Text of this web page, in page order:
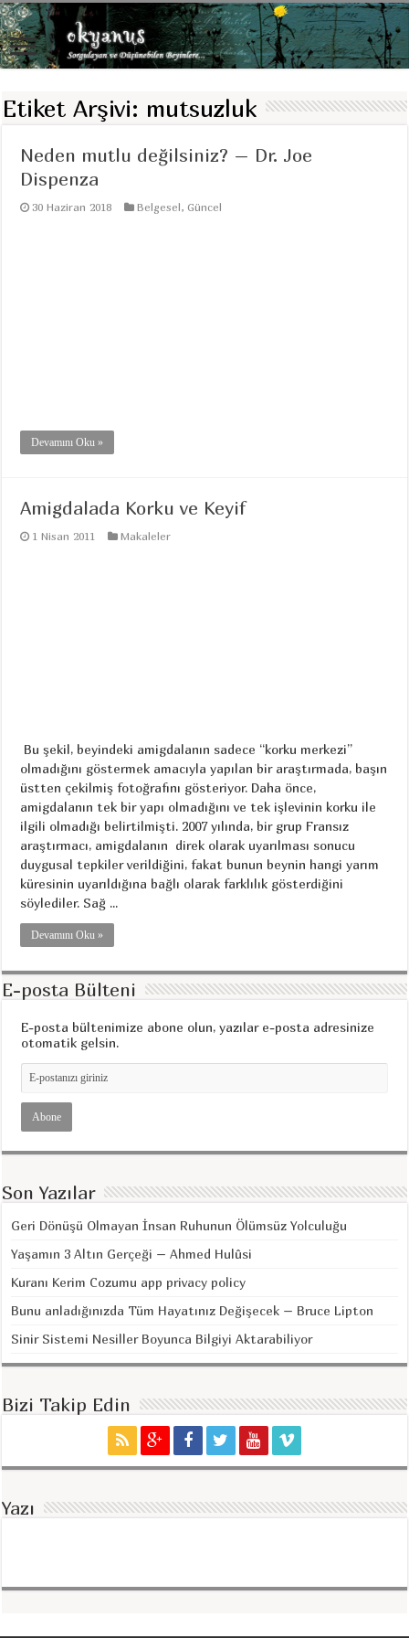
Etiket Arşivi: mutsuzluk
Neden mutlu değilsiniz? – Dr. Joe
Dispenza
30 Haziran 2018 Belgesel,Güncel
Devamını Oku »
Amigdalada Korku ve Keyif
1 Nisan 2011 Makaleler
Bu şekil, beyindeki amigdalanın sadece “korku merkezi”
olmadığını göstermek amacıyla yapılan bir araştırmada, başın
üstten çekilmiş fotoğrafını gösteriyor. Daha önce,
amigdalanın tek bir yapı olmadığını ve tek işlevinin korku ile
ilgili olmadığı belirtilmişti. 2007 yılında, bir grup Fransız
araştırmacı, amigdalanın direk olarak uyarılması sonucu
duygusal tepkiler verildiğini, fakat bunun beynin hangi yarım
küresinin uyarıldığına bağlı olarak farklılık gösterdiğini
söylediler. Sağ ...
Devamını Oku »
E-posta Bülteni
E-posta bültenimize abone olun, yazılar e-posta adresinize
otomatik gelsin.
Son Yazılar
Geri Dönüşü Olmayan İnsan Ruhunun Ölümsüz Yolculuğu
Yaşamın 3 Altın Gerçeği – Ahmed Hulûsi
Kuranı Kerim Cozumu app privacy policy
Bunu anladığınızda Tüm Hayatınız Değişecek – Bruce Lipton
Sinir Sistemi Nesiller Boyunca Bilgiyi Aktarabiliyor
Bizi Takip Edin
Yazı